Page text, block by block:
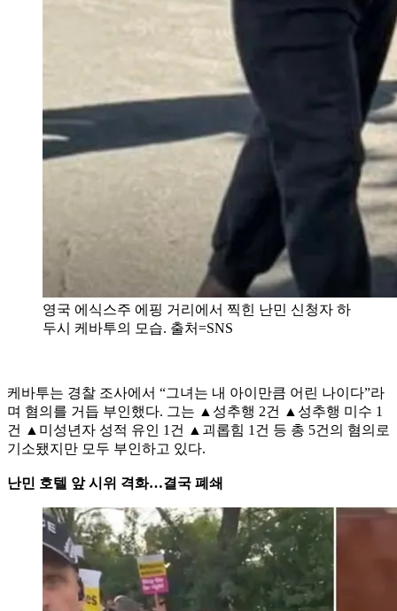
영국 에식스주 에핑 거리에서 찍힌 난민 신청자 하
두시 케바투의 모습. 출처=SNS
케바투는 경찰 조사에서 “그녀는 내 아이만큼 어린 나이다”라
며 혐의를 거듭 부인했다. 그는 ▲성추행 2건 ▲성추행 미수 1
건 ▲미성년자 성적 유인 1건 ▲괴롭힘 1건 등 총 5건의 혐의로
기소됐지만 모두 부인하고 있다.
난민 호텔 앞 시위 격화…결국 폐쇄